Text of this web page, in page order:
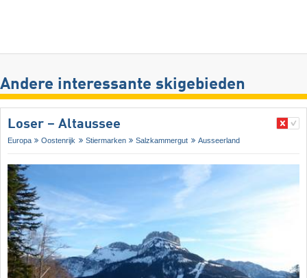
Andere interessante skigebieden
Loser – Altaussee
Europa Oostenrijk Stiermarken Salzkammergut Ausseerland